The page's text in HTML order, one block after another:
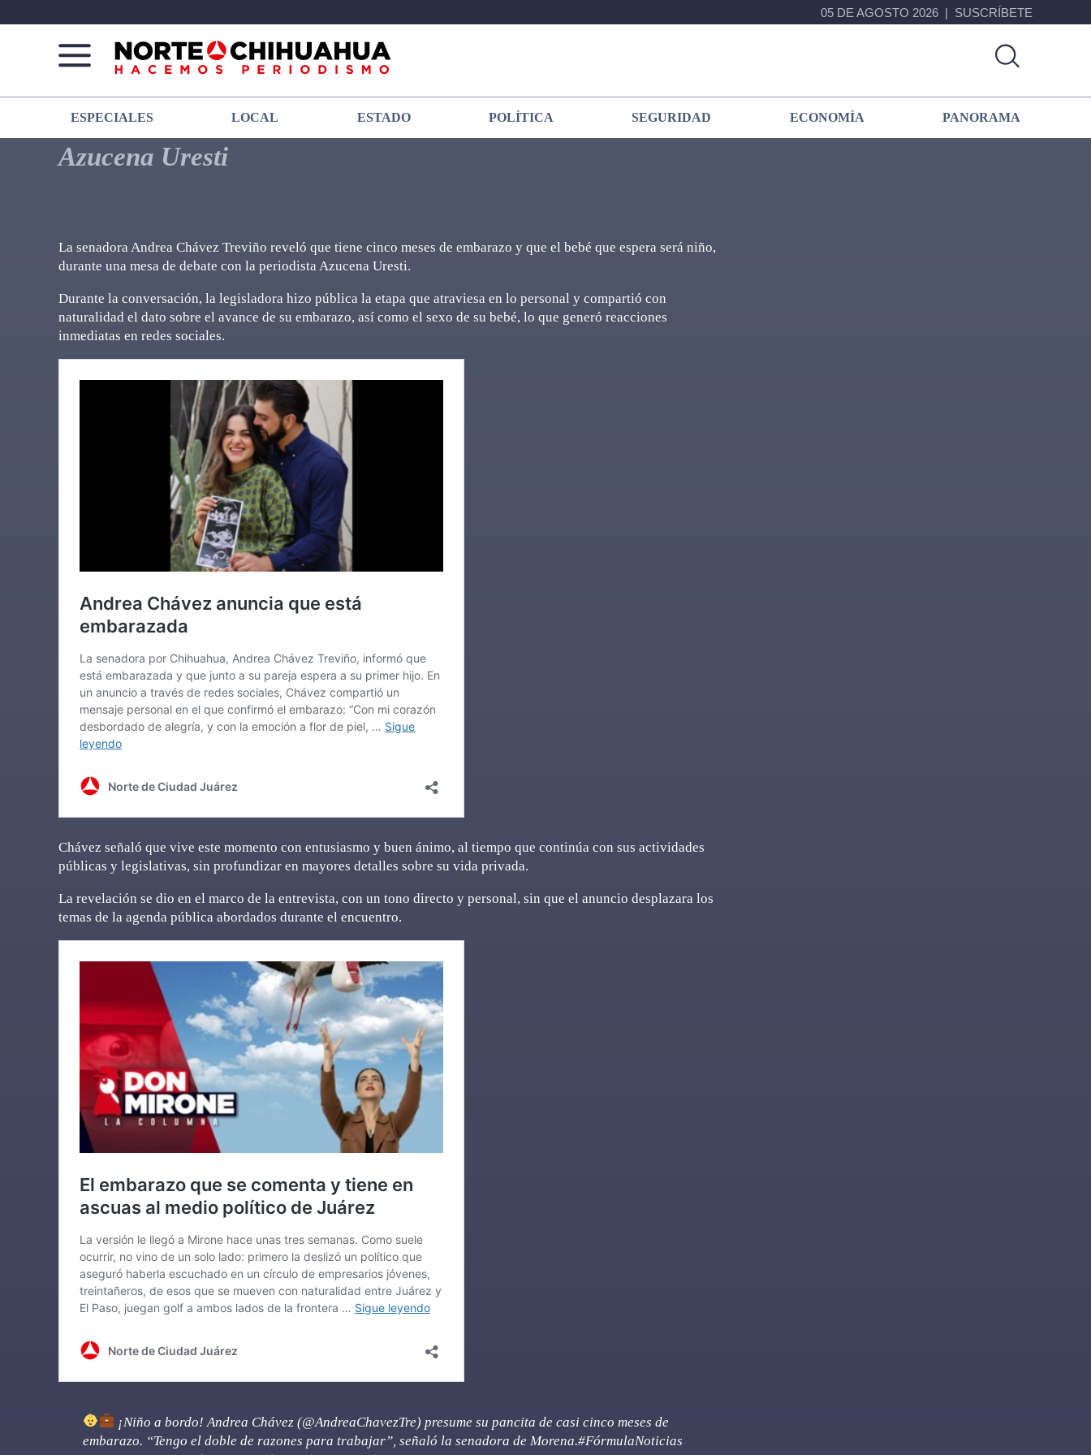
05 DE AGOSTO 2026 SUSCRÍBETE
Norte
De
Chihuahua
Más
que
noticias,
hacemos periodismo
ESPECIALES LOCAL ESTADO POLÍTICA SEGURIDAD ECONOMÍA PANORAMA
Azucena Uresti
La senadora Andrea Chávez Treviño reveló que tiene cinco meses de embarazo y que el bebé que espera será niño,
durante una mesa de debate con la periodista Azucena Uresti.
Durante la conversación, la legisladora hizo pública la etapa que atraviesa en lo personal y compartió con
naturalidad el dato sobre el avance de su embarazo, así como el sexo de su bebé, lo que generó reacciones
inmediatas en redes sociales.
Chávez señaló que vive este momento con entusiasmo y buen ánimo, al tiempo que continúa con sus actividades
públicas y legislativas, sin profundizar en mayores detalles sobre su vida privada.
La revelación se dio en el marco de la entrevista, con un tono directo y personal, sin que el anuncio desplazara los
temas de la agenda pública abordados durante el encuentro.
¡Niño a bordo! Andrea Chávez (@AndreaChavezTre) presume su pancita de casi cinco meses de
embarazo. “Tengo el doble de razones para trabajar”, señaló la senadora de Morena.#FórmulaNoticias